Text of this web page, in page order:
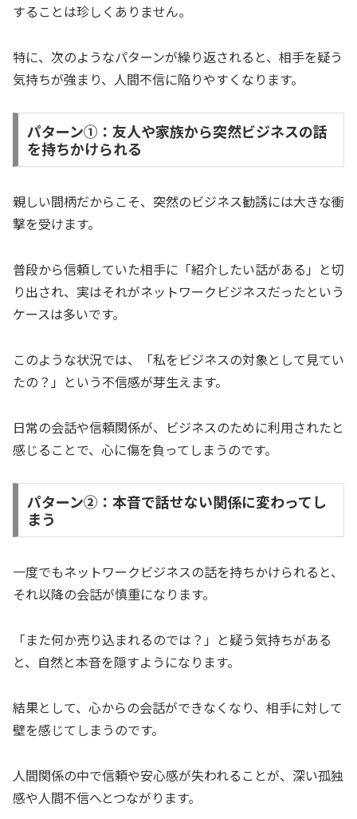
することは珍しくありません。
特に、次のようなパターンが繰り返されると、相手を疑う
気持ちが強まり、人間不信に陥りやすくなります。
パターン①：友人や家族から突然ビジネスの話
を持ちかけられる
親しい間柄だからこそ、突然のビジネス勧誘には大きな衝
撃を受けます。
普段から信頼していた相手に「紹介したい話がある」と切
り出され、実はそれがネットワークビジネスだったという
ケースは多いです。
このような状況では、「私をビジネスの対象として見てい
たの？」という不信感が芽生えます。
日常の会話や信頼関係が、ビジネスのために利用されたと
感じることで、心に傷を負ってしまうのです。
パターン②：本音で話せない関係に変わってし
まう
一度でもネットワークビジネスの話を持ちかけられると、
それ以降の会話が慎重になります。
「また何か売り込まれるのでは？」と疑う気持ちがある
と、自然と本音を隠すようになります。
結果として、心からの会話ができなくなり、相手に対して
壁を感じてしまうのです。
人間関係の中で信頼や安心感が失われることが、深い孤独
感や人間不信へとつながります。